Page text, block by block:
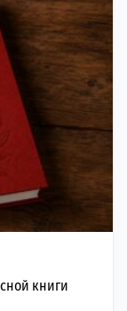
книги